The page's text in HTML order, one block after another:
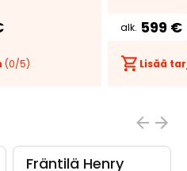
(0/5)
alk. 599 €
Lisää
Fräntilä Henry